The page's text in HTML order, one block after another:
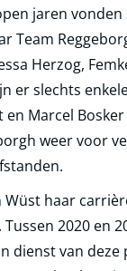
jaren vonden
Team
Herzog,
er slechts
en Marcel
weer voor
Wüst haar
2020 en
dienst van